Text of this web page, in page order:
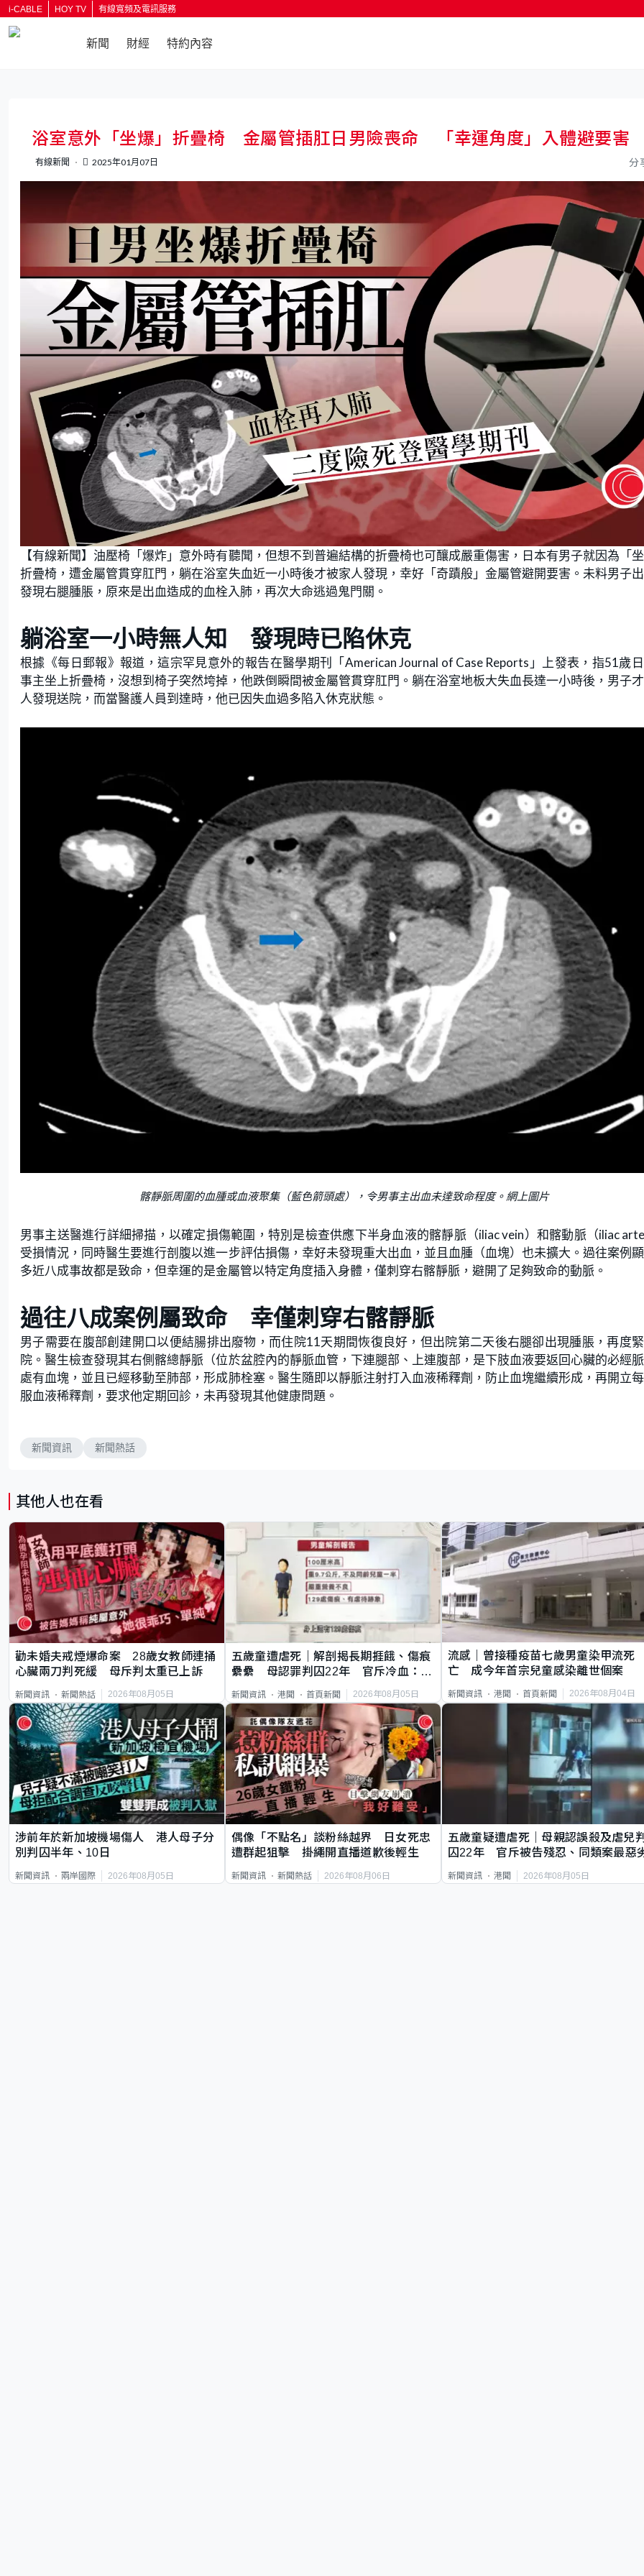
i-CABLE HOY TV 有線寬頻及電訊服務
新聞 財經 特約內容
浴室意外「坐爆」折疊椅 金屬管插肛日男險喪命 「幸運角度」入體避要害
有線新聞 2025年01月07日 分
【有線新聞】油壓椅「爆炸」意外時有聽聞，但想不到普遍結構的折疊椅也可釀成嚴重傷害，日本有男子就因為「
折疊椅，遭金屬管貫穿肛門，躺在浴室失血近一小時後才被家人發現，幸好「奇蹟般」金屬管避開要害。未料男子
發現右腿腫脹，原來是出血造成的血栓入肺，再次大命逃過鬼門關。
躺浴室一小時無人知 發現時已陷休克
根據《每日郵報》報道，這宗罕見意外的報告在醫學期刊「American Journal of Case Reports」上發表，指51歲
事主坐上折疊椅，沒想到椅子突然垮掉，他跌倒瞬間被金屬管貫穿肛門。躺在浴室地板大失血長達一小時後，男子
人發現送院，而當醫護人員到達時，他已因失血過多陷入休克狀態。
髂靜脈周圍的血腫或血液聚集（藍色箭頭處），令男事主出血未達致命程度。網上圖片
男事主送醫進行詳細掃描，以確定損傷範圍，特別是檢查供應下半身血液的髂靜脈（iliac vein）和髂動脈（iliac
受損情況，同時醫生要進行剖腹以進一步評估損傷，幸好未發現重大出血，並且血腫（血塊）也未擴大。過往案例
多近八成事故都是致命，但幸運的是金屬管以特定角度插入身體，僅刺穿右髂靜脈，避開了足夠致命的動脈。
過往八成案例屬致命 幸僅刺穿右髂靜脈
男子需要在腹部創建開口以便結腸排出廢物，而住院11天期間恢復良好，但出院第二天後右腿卻出現腫脹，再度
院。醫生檢查發現其右側髂總靜脈（位於盆腔內的靜脈血管，下連腿部、上連腹部，是下肢血液要返回心臟的必經
處有血塊，並且已經移動至肺部，形成肺栓塞。醫生隨即以靜脈注射打入血液稀釋劑，防止血塊繼續形成，再開立
服血液稀釋劑，要求他定期回診，未再發現其他健康問題。
新聞資訊 新聞熱話
其他人也在看
勸未婚夫戒煙爆命案 28歲女教師連捅
心臟兩刀判死緩 母斥判太重已上訴
新聞資訊 新聞熱話 2026年08月05日
五歲童遭虐死｜解剖揭長期捱餓、傷痕
纍纍 母認罪判囚22年 官斥冷血：同
新聞資訊 港聞 首頁新聞 2026年08月05日
流感｜曾接種疫苗七歲男童染甲流死
亡 成今年首宗兒童感染離世個案
新聞資訊 港聞 首頁新聞 2026年08月04日
涉前年於新加坡機場傷人 港人母子分
別判囚半年、10日
新聞資訊 兩岸國際 2026年08月05日
偶像「不點名」談粉絲越界 日女死忠
遭群起狙擊 掛繩開直播道歉後輕生
新聞資訊 新聞熱話 2026年08月06日
五歲童疑遭虐死｜母親認誤殺及虐兒
囚22年 官斥被告殘忍、同類案最惡
新聞資訊 港聞 2026年08月05日